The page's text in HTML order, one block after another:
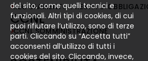
REGOLAMENTO PRESTITO
CCNL
CCNL SOMMINISTRAZIONE
del sito, come quelli tecnici e
funzionali. Altri tipi di cookies, di cui
puoi rifiutare l’utilizzo, sono di terze
parti. Cliccando su “Accetta tutti”
acconsenti all’utilizzo di tutti i
cookies del sito. Cliccando, invece,